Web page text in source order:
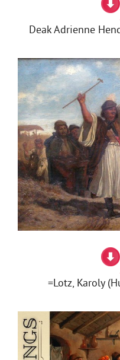
Deak Adrienne
=Lotz, Karoly